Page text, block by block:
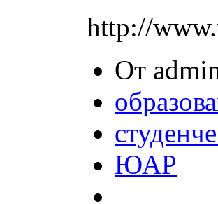
http://
От
ЮАР